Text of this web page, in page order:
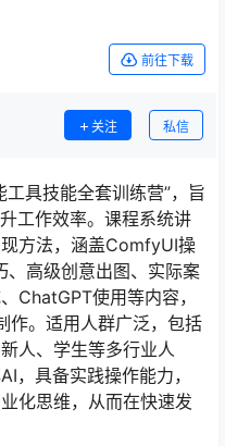
前往下载
关注 私信
具技能全套训练营”，旨
工作效率。课程系统讲
方法，涵盖ComfyUI操
高级创意出图、实际案
ChatGPT使用等内容，
作。适用人群广泛，包括
人、学生等多行业人
，具备实践操作能力，
化思维，从而在快速发